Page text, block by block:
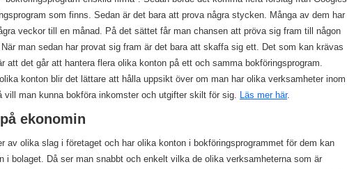
som finns. Sedan är det bara att prova några stycken. Många av dem har
veckor till en månad. På det sättet får man chansen att pröva sig fram till någon
man sedan har provat sig fram är det bara att skaffa sig ett. Det som kan krävas
att det går att hantera flera olika konton på ett och samma bokföringsprogram.
konton blir det lättare att hålla uppsikt över om man har olika verksamheter inom
vill man kunna bokföra inkomster och utgifter skilt för sig. Läs mer här.
ekonomin
av olika slag i företaget och har olika konton i bokföringsprogrammet för dem kan
i bolaget. Då ser man snabbt och enkelt vilka de olika verksamheterna som är